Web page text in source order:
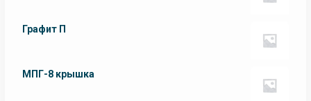
Графит П
МПГ-8 крышка